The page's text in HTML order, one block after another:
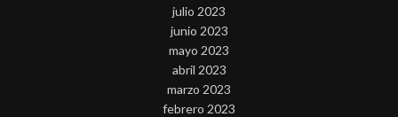
julio 2023
junio 2023
mayo 2023
abril 2023
marzo 2023
febrero 2023